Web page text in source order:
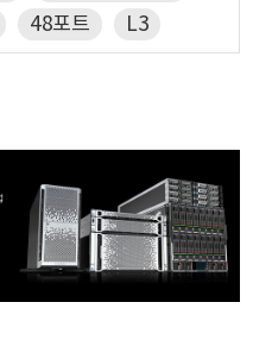
48포트 L3